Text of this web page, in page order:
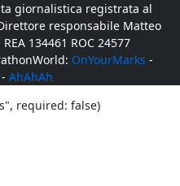
giornalistica registrata al
responsabile Matteo
134461 ROC 24577
OnYourMarks -
- AhAhAh
required: false)